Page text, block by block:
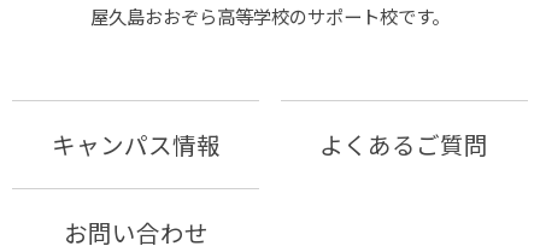
屋久島おおぞら⾼等学校のサポート校です。
キャンパス情報 よくあるご質問
お問い合わせ